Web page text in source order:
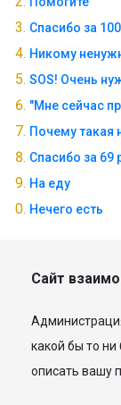
Спасибо за
Никому
SOS! Очень
"Мне сейчас
Почему такая
Спасибо за 69
На еду
Нечего есть
Сайт
какой бы то
описать вашу